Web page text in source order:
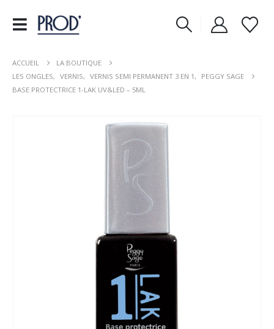
ACCUEIL
LA BOUTIQUE
LES ONGLES, VERNIS, VERNIS SEMI PERMANENT 3 EN 1,
PEGGY SAGE
BASE PROTECTRICE 1-LAK UV&LED – 5ML